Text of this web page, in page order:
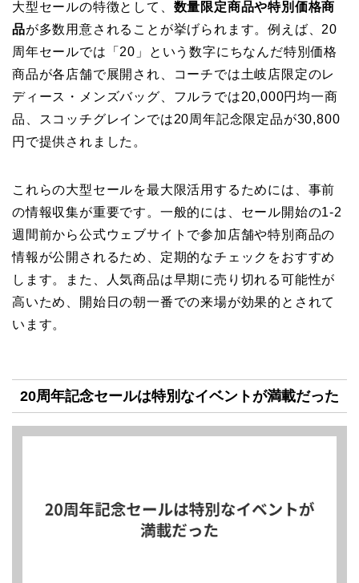
大型セールの特徴として、 数量限定商品や特別価格商
品が多数用意されることが挙げられます。例えば、20
周年セールでは「20」という数字にちなんだ特別価格
商品が各店舗で展開され、コーチでは土岐店限定のレ
ディース・メンズバッグ、フルラでは20,000円均一商
品、スコッチグレインでは20周年記念限定品が30,800
円で提供されました。
これらの大型セールを最大限活用するためには、事前
の情報収集が重要です。一般的には、セール開始の1-2
週間前から公式ウェブサイトで参加店舗や特別商品の
情報が公開されるため、定期的なチェックをおすすめ
します。また、人気商品は早期に売り切れる可能性が
高いため、開始日の朝一番での来場が効果的とされて
います。
20周年記念セールは特別なイベントが満載だった